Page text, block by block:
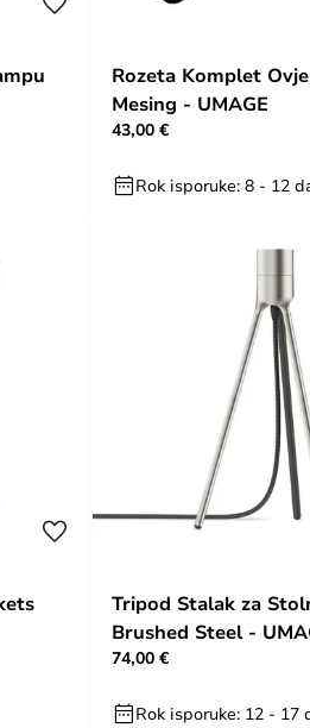
Rozeta Komplet
Mesing - UMAGE
43,00 €
Rok isporuke: 8 - 12
Tripod Stalak za
Brushed Steel -
74,00 €
Rok isporuke: 12 - 17